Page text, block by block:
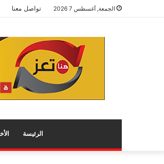
الجمعة, أغسطس 7 2026 تواصل معنا
الرئيسة